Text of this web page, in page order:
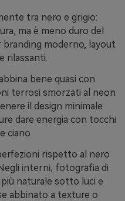
tra nero e grigio:
ma è meno duro del
branding moderno, layout
rilassanti.
bene quasi con
terrosi smorzati al neon
il design minimale
dare energia con tocchi
ciano.
rispetto al nero
interni, fotografia di
naturale sotto luci e
abbinato a texture o